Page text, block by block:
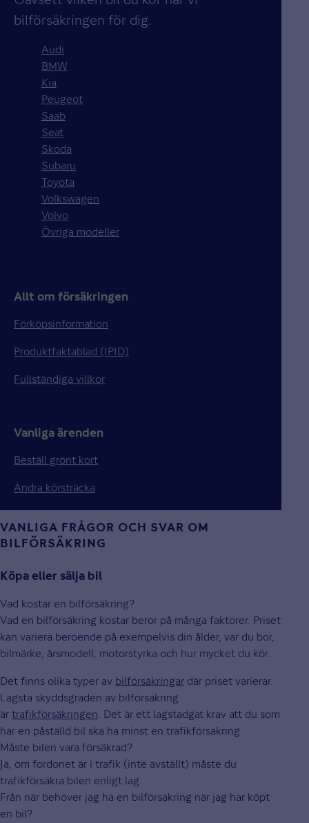
bilförsäkringen för dig.
Audi
BMW
Kia
Peugeot
Saab
Seat
Skoda
Subaru
Toyota
Volkswagen
Volvo
Övriga modeller
Allt om försäkringen
Förköpsinformation
Produktfaktablad (IPID)
Fullständiga villkor
Vanliga ärenden
Beställ grönt kort
Ändra körsträcka
VANLIGA FRÅGOR OCH SVAR OM
BILFÖRSÄKRING
Köpa eller sälja bil
Vad kostar en bilförsäkring?
Vad en bilförsäkring kostar beror på många faktorer. Priset
kan variera beroende på exempelvis din ålder, var du bor,
bilmärke, årsmodell, motorstyrka och hur mycket du kör.
Det finns olika typer av bilförsäkringar där priset varierar.
Lägsta skyddsgraden av bilförsäkring
är trafikförsäkringen. Det är ett lagstadgat krav att du som
har en påställd bil ska ha minst en trafikförsäkring.
Måste bilen vara försäkrad?
Ja, om fordonet är i trafik (inte avställt) måste du
trafikförsäkra bilen enligt lag.
Från när behöver jag ha en bilförsäkring när jag har köpt
en bil?